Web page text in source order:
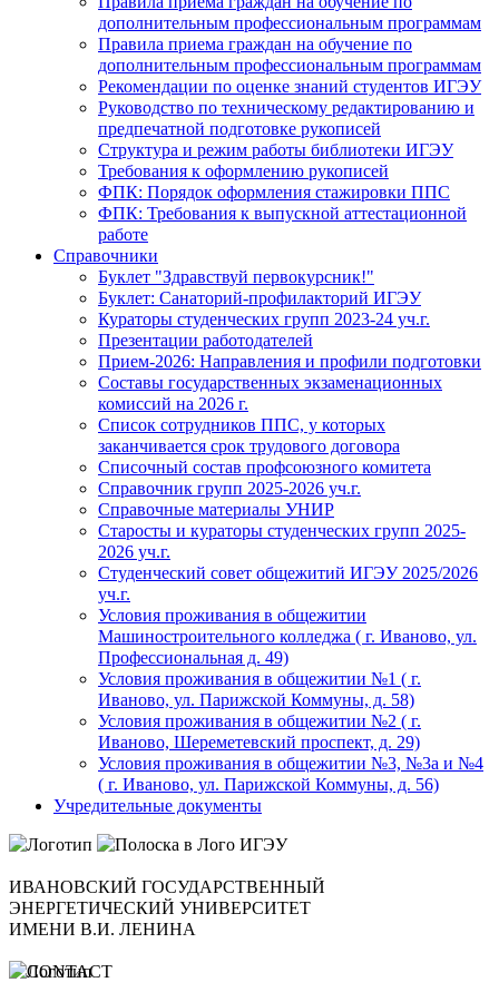
дополнительным профессиональным программам
Правила приема граждан на обучение по
дополнительным профессиональным программам
Рекомендации по оценке знаний студентов ИГЭУ
Руководство по техническому редактированию и
предпечатной подготовке рукописей
Структура и режим работы библиотеки ИГЭУ
Требования к оформлению рукописей
ФПК: Порядок оформления стажировки ППС
ФПК: Требования к выпускной аттестационной
работе
Справочники
Буклет "Здравствуй первокурсник!"
Буклет: Санаторий-профилакторий ИГЭУ
Кураторы студенческих групп 2023-24 уч.г.
Презентации работодателей
Прием-2026: Направления и профили подготовки
Составы государственных экзаменационных
комиссий на 2026 г.
Список сотрудников ППС, у которых
заканчивается срок трудового договора
Списочный состав профсоюзного комитета
Справочник групп 2025-2026 уч.г.
Справочные материалы УНИР
Старосты и кураторы студенческих групп 2025-
2026 уч.г.
Студенческий совет общежитий ИГЭУ 2025/2026
уч.г.
Условия проживания в общежитии
Машиностроительного колледжа ( г. Иваново, ул.
Профессиональная д. 49)
Условия проживания в общежитии №1 ( г.
Иваново, ул. Парижской Коммуны, д. 58)
Условия проживания в общежитии №2 ( г.
Иваново, Шереметевский проспект, д. 29)
Условия проживания в общежитии №3, №3а и №4
( г. Иваново, ул. Парижской Коммуны, д. 56)
Учредительные документы
ИВАНОВСКИЙ ГОСУДАРСТВЕННЫЙ
ЭНЕРГЕТИЧЕСКИЙ УНИВЕРСИТЕТ
ИМЕНИ В.И. ЛЕНИНА